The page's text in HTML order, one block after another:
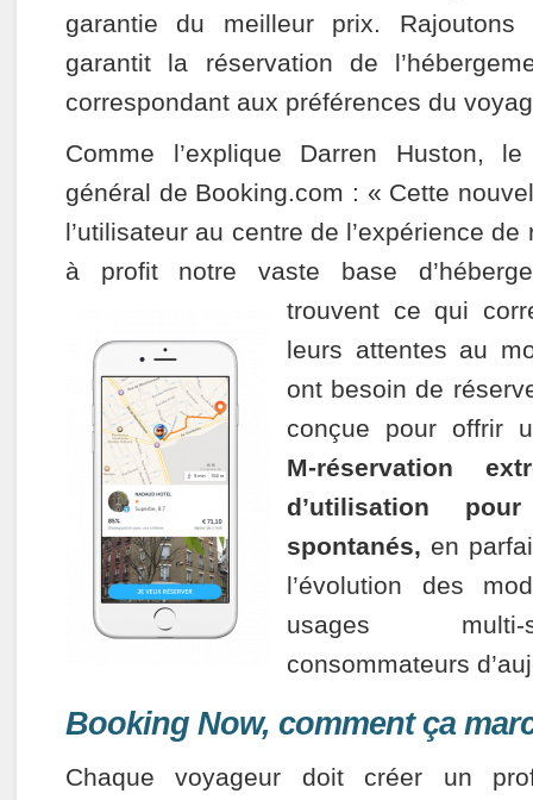
garantie du meilleur prix. Rajoutons
garantit la réservation de
correspondant aux préférences du
Comme l’explique Darren Huston, le
général de Booking.com : « Cette
l’utilisateur au centre de l’expérience
à profit notre vaste base
trouvent ce qui
leurs attentes au
ont besoin de
conçue pour offrir
M-­réservation
d’utilisation
spontanés, en
l’évolution des
usages
consommateurs
Booking Now, comment ça
Chaque voyageur doit créer un